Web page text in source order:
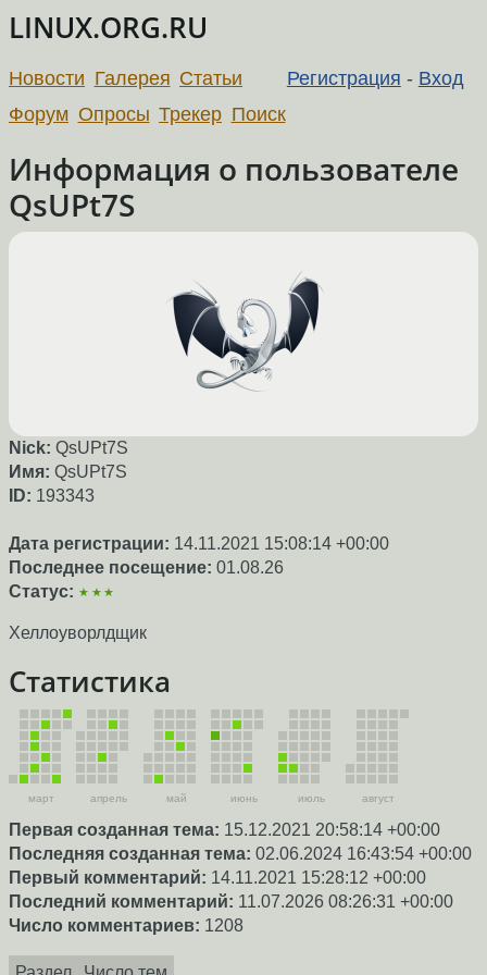
LINUX.ORG.RU
Регистрация - Вход
Новости Галерея Статьи
Форум Опросы Трекер Поиск
Информация о пользователе
QsUPt7S
Nick: QsUPt7S
Имя: QsUPt7S
ID: 193343
Дата регистрации: 14.11.2021 15:08:14 +00:00
Последнее посещение: 01.08.26
Статус: ★★★
Хеллоуворлдщик
Статистика
март апрель май июнь июль август
Первая созданная тема: 15.12.2021 20:58:14 +00:00
Последняя созданная тема: 02.06.2024 16:43:54 +00:00
Первый комментарий: 14.11.2021 15:28:12 +00:00
Последний комментарий: 11.07.2026 08:26:31 +00:00
Число комментариев: 1208